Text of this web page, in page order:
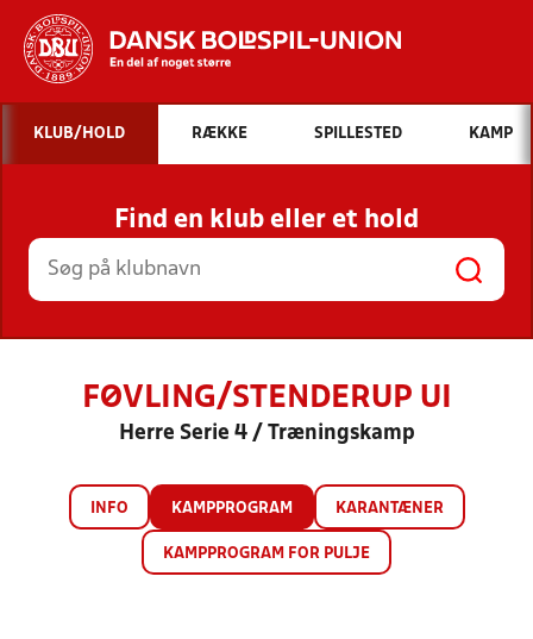
Hvad vil du søge efter?
INDHOLD OG NYHEDER
STILLINGER, RESULTATER, KLUBBER OG
HOLD
KLUB/HOLD RÆKKE SPILLESTED KAMP
Find en klub eller et hold
FØVLING/STENDERUP UI
Herre Serie 4 / Træningskamp
INFO KAMPPROGRAM KARANTÆNER
KAMPPROGRAM FOR PULJE